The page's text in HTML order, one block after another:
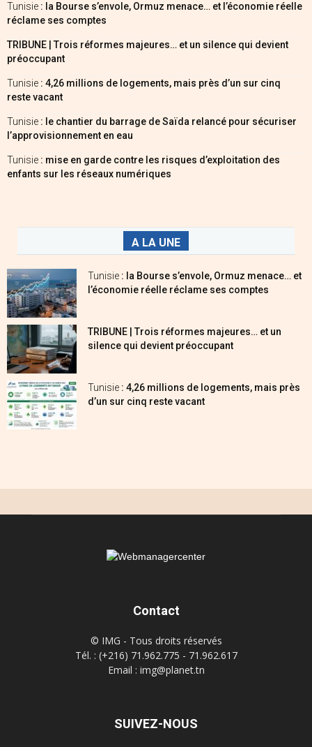
Tunisie : la Bourse s’envole, Ormuz menace… et l’économie réelle
réclame ses comptes
TRIBUNE | Trois réformes majeures… et un silence qui devient
préoccupant
Tunisie : 4,26 millions de logements, mais près d’un sur cinq
reste vacant
Tunisie : le chantier du barrage de Saïda relancé pour sécuriser
l’approvisionnement en eau
Tunisie : mise en garde contre les risques d’exploitation des
enfants sur les réseaux numériques
A LA UNE
Tunisie : la Bourse s’envole, Ormuz menace… et
l’économie réelle réclame ses comptes
TRIBUNE | Trois réformes majeures… et un
silence qui devient préoccupant
Tunisie : 4,26 millions de logements, mais près
d’un sur cinq reste vacant
Contact
© IMG - Tous droits réservés
Tél. : (+216) 71.962.775 - 71.962.617
Email : img@planet.tn
SUIVEZ-NOUS